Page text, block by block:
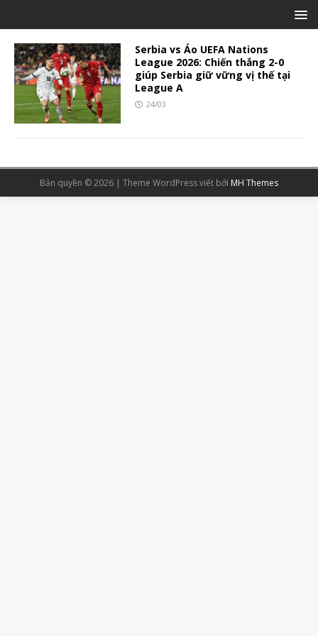
Serbia vs Áo UEFA Nations
League 2026: Chiến thắng 2-0
giúp Serbia giữ vững vị thế tại
League A
24/03
Bản quyền © 2026 | Theme WordPress viết bởi MH Themes